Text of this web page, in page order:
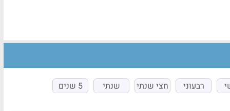
רבעוני חצי שנתי שנתי 5 שנים